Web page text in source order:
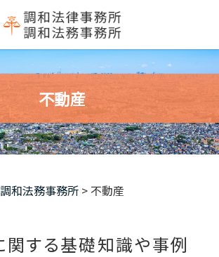
不動産
和法務事務所 > 不動産
関する基礎知識や事例